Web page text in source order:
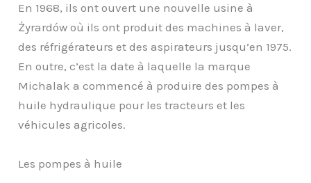
En 1968, ils ont ouvert une nouvelle usine à
Żyrardów où ils ont produit des machines à laver,
des réfrigérateurs et des aspirateurs jusqu’en 1975.
En outre, c’est la date à laquelle la marque
Michalak a commencé à produire des pompes à
huile hydraulique pour les tracteurs et les
véhicules agricoles.
Les pompes à huile